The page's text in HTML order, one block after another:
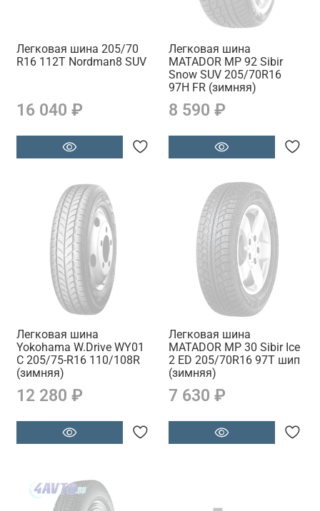
Легковая шина 205/70
R16 112Т Nordman8 SUV
16 040 ₽
Легковая шина
MATADOR MP 92 Sibir
Snow SUV 205/70R16
97H FR (зимняя)
8 590 ₽
Легковая шина
Yokohama W.Drive WY01
C 205/75-R16 110/108R
(зимняя)
12 280 ₽
Легковая шина
MATADOR MP 30 Sibir Ice
2 ED 205/70R16 97T шип
(зимняя)
7 630 ₽